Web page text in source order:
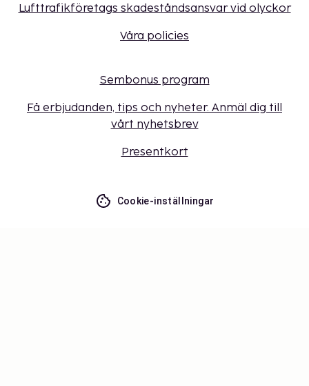
Lufttrafikföretags skadeståndsansvar vid olyckor
Våra policies
Sembonus program
Få erbjudanden, tips och nyheter. Anmäl dig till
vårt nyhetsbrev
Presentkort
Cookie-inställningar